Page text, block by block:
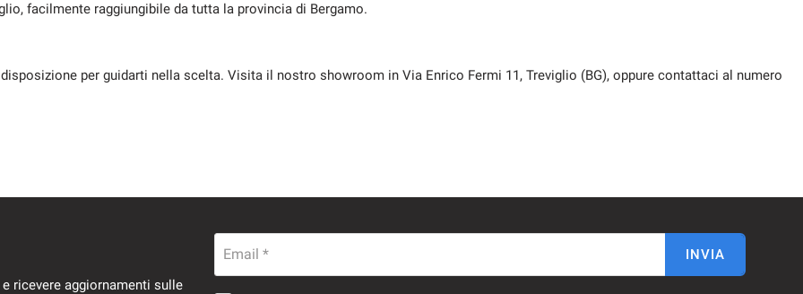
facilmente raggiungibile da tutta la provincia di Bergamo.
per guidarti nella scelta. Visita il nostro showroom in Via Enrico Fermi 11, Treviglio (BG), oppure contattaci al numero
ricevere aggiornamenti sulle
Email * INVIA